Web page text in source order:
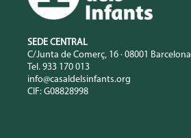
SEDE CENTRAL
C/Junta de Comerç, 16 · 08001 Barcelona
Tel. 933 170 013
info@casaldelsinfants.org
CIF: G08828998